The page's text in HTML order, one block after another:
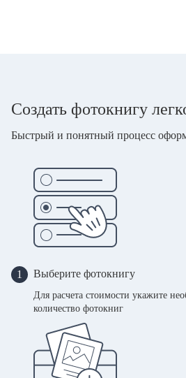
Создать фотокнигу
Быстрый и понятный процесс
1 Выберите фотокнигу
Для расчета стоимости укажите
количество фотокниг